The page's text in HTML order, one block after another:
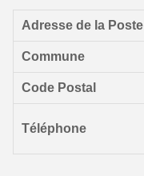
Adresse de la Poste
Commune
Code Postal
Téléphone